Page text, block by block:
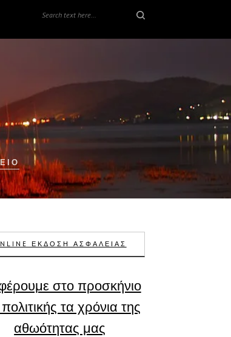
ΕΚΔΟΣΗ ΑΣΦΑΛΕΙΑΣ
στο προσκήνιο
τα χρόνια της
αθωότητας μας